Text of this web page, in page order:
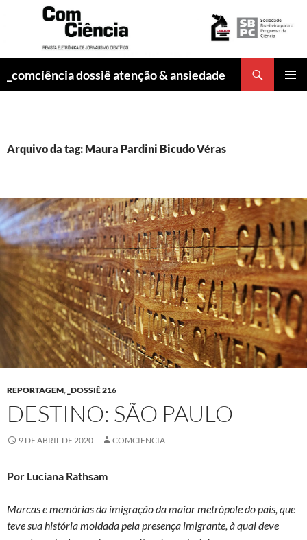
_comciência dossiê atenção & ansiedade
Arquivo da tag: Maura Pardini Bicudo Véras
REPORTAGEM, _DOSSIÊ 216
DESTINO: SÃO PAULO
9 DE ABRIL DE 2020 COMCIENCIA
Por Luciana Rathsam
Marcas e memórias da imigração da maior metrópole do país, que
teve sua história moldada pela presença imigrante, à qual deve